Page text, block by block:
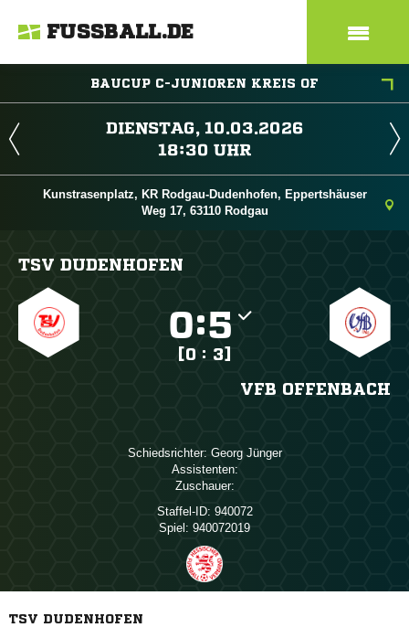
FUSSBALL.DE
BAUCUP C-JUNIOREN KREIS OF
 
 
Kunstrasenplatz, KR Rodgau-Dudenhofen, Eppertshäuser
Weg 17, 63110 Rodgau
TSV DUDENHOFEN
:
[0 : 3]
VFB OFFENBACH
Schiedsrichter:  
Assistenten:
Zuschauer:
Staffel-ID: 940072
Spiel: 940072019
TSV DUDENHOFEN